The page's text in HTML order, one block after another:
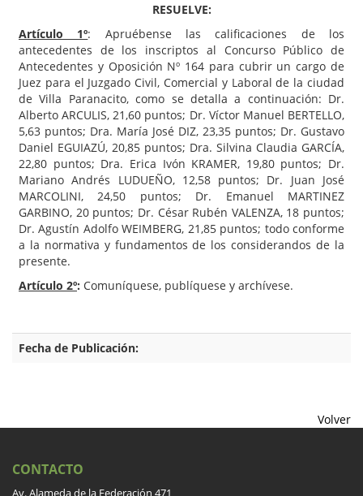
RESUELVE:
Artículo 1º: Apruébense las calificaciones de los
antecedentes de los inscriptos al Concurso Público de
Antecedentes y Oposición Nº 164 para cubrir un cargo de
Juez para el Juzgado Civil, Comercial y Laboral de la ciudad
de Villa Paranacito, como se detalla a continuación: Dr.
Alberto ARCULIS, 21,60 puntos; Dr. Víctor Manuel BERTELLO,
5,63 puntos; Dra. María José DIZ, 23,35 puntos; Dr. Gustavo
Daniel EGUIAZÚ, 20,85 puntos; Dra. Silvina Claudia GARCÍA,
22,80 puntos; Dra. Erica Ivón KRAMER, 19,80 puntos; Dr.
Mariano Andrés LUDUEÑO, 12,58 puntos; Dr. Juan José
MARCOLINI, 24,50 puntos; Dr. Emanuel MARTINEZ
GARBINO, 20 puntos; Dr. César Rubén VALENZA, 18 puntos;
Dr. Agustín Adolfo WEIMBERG, 21,85 puntos; todo conforme
a la normativa y fundamentos de los considerandos de la
presente.
Artículo 2º: Comuníquese, publíquese y archívese.
Fecha de Publicación:
Volver
CONTACTO
Av. Alameda de la Federación 471